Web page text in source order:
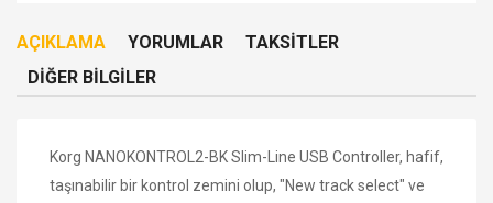
AÇIKLAMA YORUMLAR
TAKSITLER
DIĞER BILGILER
Korg NANOKONTROL2-BK Slim-Line USB Controller, hafif,
taşınabilir bir kontrol zemini olup, "New track select" ve